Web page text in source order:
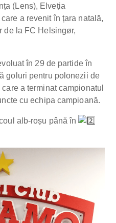
(Lens), Elveția
a revenit în țara natală,
de la FC Helsingør,
în 29 de partide în
goluri pentru polonezii de
a terminat campionatul
cu echipa campioană.
alb-roșu până în